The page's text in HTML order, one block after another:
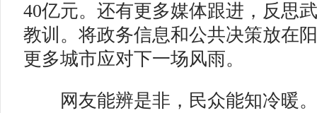
40亿元。还有更多媒体跟进，反思
教训。将政务信息和公共决策放在
更多城市应对下一场风雨。
网友能辨是非，民众能知冷暖。